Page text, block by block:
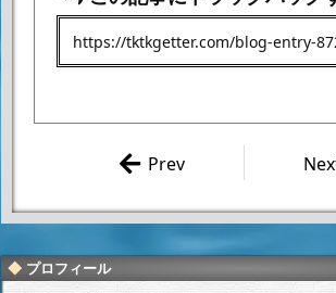
最後
白2014 作
品感想 その
11
Prev
プロフィール